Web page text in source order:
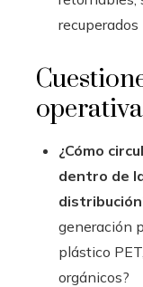
recuperados
¿Cómo
dentro de
generación
plástico
orgánicos?